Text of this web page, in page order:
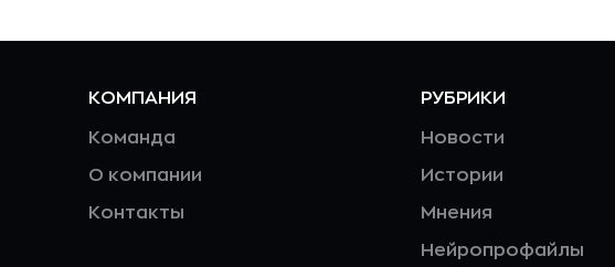
КОМПАНИЯ
Команда
О компании
Контакты
РУБРИКИ
Новости
Истории
Мнения
Нейропрофайлы